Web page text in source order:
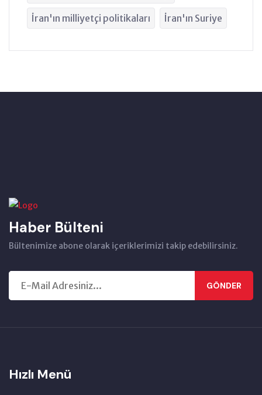
İran'ın milliyetçi politikaları İran'ın Suriye
Haber Bülteni
Bültenimize abone olarak içeriklerimizi takip edebilirsiniz.
GÖNDER
Hızlı Menü